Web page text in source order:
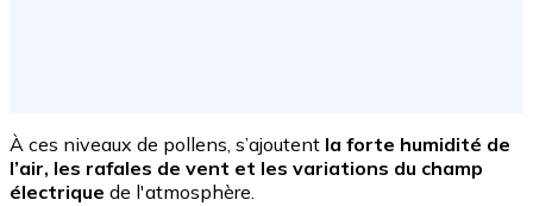
À ces niveaux de pollens, s’ajoutent la forte humidité de
l’air, les rafales de vent et les variations du champ
électrique de l'atmosphère.